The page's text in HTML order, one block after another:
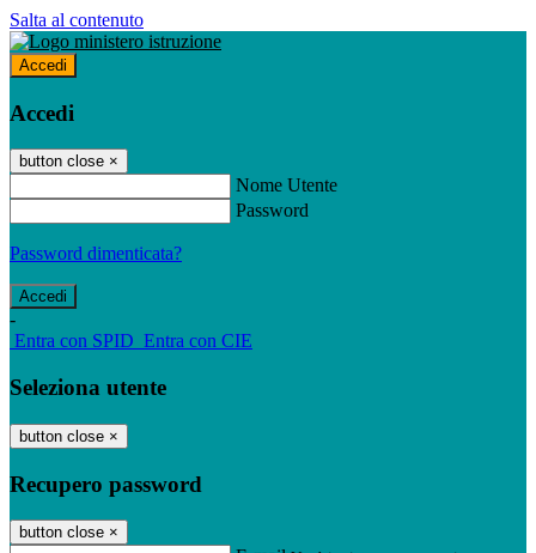
Salta al contenuto
Accedi
Accedi
button close ×
Nome Utente
Password
Password dimenticata?
-
Entra con SPID Entra con CIE
Seleziona utente
button close ×
Recupero password
button close ×